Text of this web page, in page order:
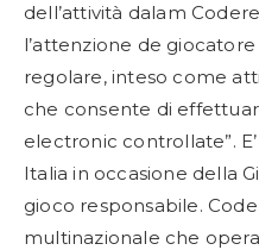
dell’attività dalam
l’attenzione de
regolare, inteso come
che consente di
electronic controllate”.
Italia in occasione della
gioco responsabile.
multinazionale che